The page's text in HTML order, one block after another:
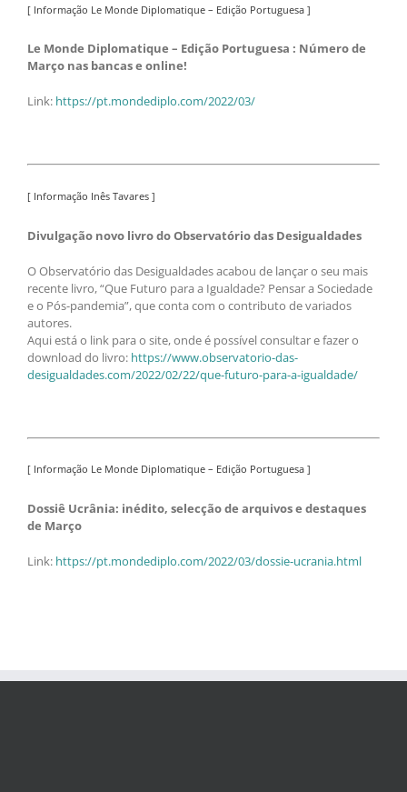
[ Informação Le Monde Diplomatique – Edição Portuguesa ]
Le Monde Diplomatique – Edição Portuguesa : Número de
Março nas bancas e online!
Link: https://pt.mondediplo.com/2022/03/
[ Informação Inês Tavares ]
Divulgação novo livro do Observatório das Desigualdades
O Observatório das Desigualdades acabou de lançar o seu mais
recente livro, “Que Futuro para a Igualdade? Pensar a Sociedade
e o Pós-pandemia”, que conta com o contributo de variados
autores.
Aqui está o link para o site, onde é possível consultar e fazer o
download do livro: https://www.observatorio-das-
desigualdades.com/2022/02/22/que-futuro-para-a-igualdade/
[ Informação Le Monde Diplomatique – Edição Portuguesa ]
Dossiê Ucrânia: inédito, selecção de arquivos e destaques
de Março
Link: https://pt.mondediplo.com/2022/03/dossie-ucrania.html